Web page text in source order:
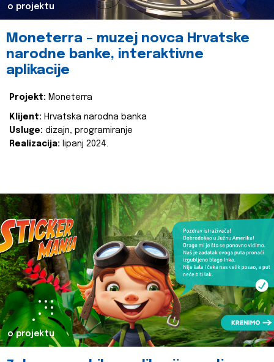
o projektu
Moneterra – muzej novca Hrvatske
narodne banke, interaktivne
aplikacije
Projekt: Moneterra
Klijent: Hrvatska narodna banka
Usluge: dizajn, programiranje
Realizacija: lipanj 2024.
o projektu